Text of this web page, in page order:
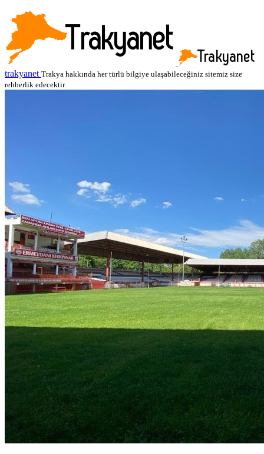
trakyanet Trakya hakkında her türlü bilgiye ulaşabileceğiniz sitemiz size
rehberlik edecektir.